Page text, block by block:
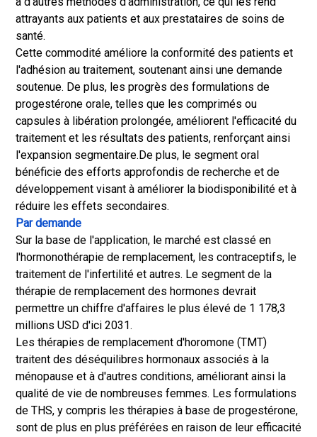
attrayants aux patients et aux prestataires de soins de
santé.
Cette commodité améliore la conformité des patients et
l'adhésion au traitement, soutenant ainsi une demande
soutenue. De plus, les progrès des formulations de
progestérone orale, telles que les comprimés ou
capsules à libération prolongée, améliorent l'efficacité du
traitement et les résultats des patients, renforçant ainsi
l'expansion segmentaire.De plus, le segment oral
bénéficie des efforts approfondis de recherche et de
développement visant à améliorer la biodisponibilité et à
réduire les effets secondaires.
Par demande
Sur la base de l'application, le marché est classé en
l'hormonothérapie de remplacement, les contraceptifs, le
traitement de l'infertilité et autres. Le segment de la
thérapie de remplacement des hormones devrait
permettre un chiffre d'affaires le plus élevé de 1 178,3
millions USD d'ici 2031.
Les thérapies de remplacement d'horomone (TMT)
traitent des déséquilibres hormonaux associés à la
ménopause et à d'autres conditions, améliorant ainsi la
qualité de vie de nombreuses femmes. Les formulations
de THS, y compris les thérapies à base de progestérone,
sont de plus en plus préférées en raison de leur efficacité